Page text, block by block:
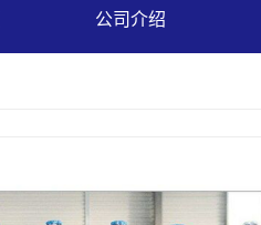
公司介绍